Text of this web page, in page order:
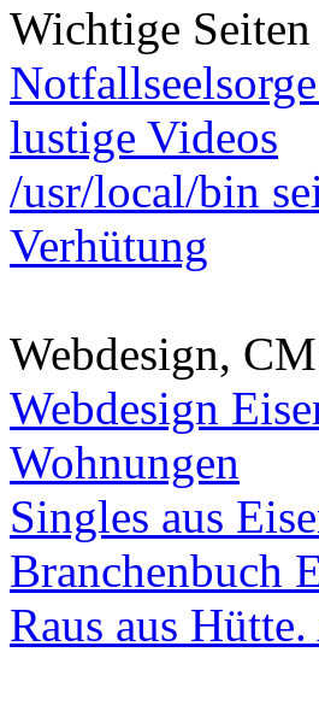
Wichtige Seiten
lustige Videos
/usr/local/bin
Verhütung
Webdesign,
Webdesign
Wohnungen
Singles aus
Branchenbuch
Raus aus